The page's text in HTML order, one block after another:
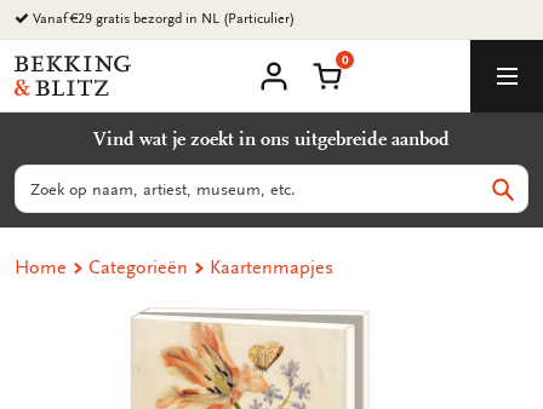
Ga
naar
content
Vanaf €29 gratis bezorgd in NL (Particulier)
Bekking
&
B.V.
account
Winkelmand
0
Vind wat je zoekt in ons uitgebreide aanbod
Zoeken
Home Categorieën Kaartenmapjes